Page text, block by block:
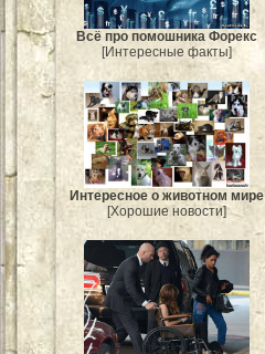
Всё про помошника Форекс
[Интересные факты]
Интересное о животном мире
[Хорошие новости]